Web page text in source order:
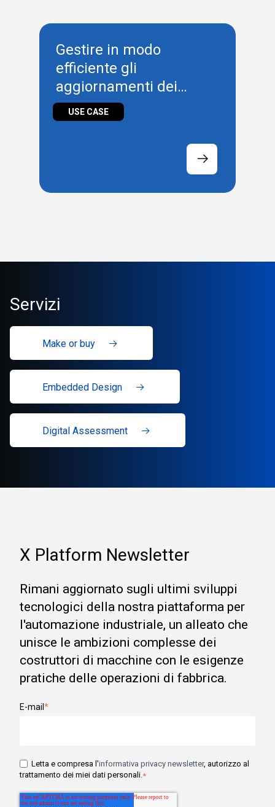
Gestire in modo
efficiente gli
aggiornamenti dei
progetti JMobile sulle
macchine
USE CASE
Servizi
Make or buy
Embedded Design
Digital Assessment
X Platform Newsletter
Rimani aggiornato sugli ultimi sviluppi
tecnologici della nostra piattaforma per
l'automazione industriale, un alleato che
unisce le ambizioni complesse dei
costruttori di macchine con le esigenze
pratiche delle operazioni di fabbrica.
E-mail *
Letta e compresa l'informativa privacy newsletter, autorizzo al
trattamento dei miei dati personali. *